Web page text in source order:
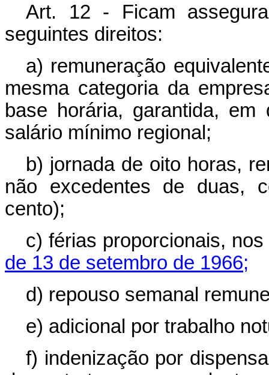
Art. 12 - Ficam
seguintes direitos:
a) remuneração
mesma categoria da
base horária, garantida,
salário mínimo regional;
b) jornada de oito horas,
não excedentes de duas,
cento);
c) férias proporcionais,
de 13 de setembro de 1966;
d) repouso semanal
e) adicional por trabalho
f) indenização por